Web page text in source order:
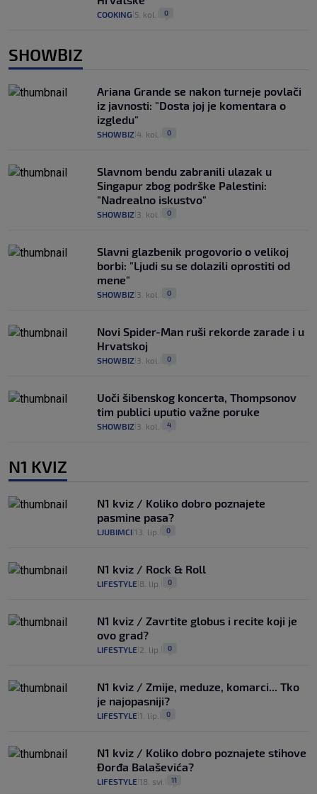
COOKING 5. kol. 0
SHOWBIZ
Ariana Grande se nakon turneje povlači
iz javnosti: "Dosta joj je komentara o
izgledu"
SHOWBIZ 4. kol. 0
Slavnom bendu zabranili ulazak u
Singapur zbog podrške Palestini:
"Nadrealno iskustvo"
SHOWBIZ 3. kol. 0
Slavni glazbenik progovorio o velikoj
borbi: "Ljudi su se dolazili oprostiti od
mene"
SHOWBIZ 3. kol. 0
Novi Spider-Man ruši rekorde zarade i u
Hrvatskoj
SHOWBIZ 3. kol. 0
Uoči šibenskog koncerta, Thompsonov
tim publici uputio važne poruke
SHOWBIZ 3. kol. 4
N1 KVIZ
N1 kviz / Koliko dobro poznajete
pasmine pasa?
LJUBIMCI 13. lip. 0
N1 kviz / Rock & Roll
LIFESTYLE 8. lip. 0
N1 kviz / Zavrtite globus i recite koji je
ovo grad?
LIFESTYLE 2. lip. 0
N1 kviz / Zmije, meduze, komarci... Tko
je najopasniji?
LIFESTYLE 1. lip. 0
N1 kviz / Koliko dobro poznajete stihove
Đorđa Balaševića?
LIFESTYLE 18. svi. 11